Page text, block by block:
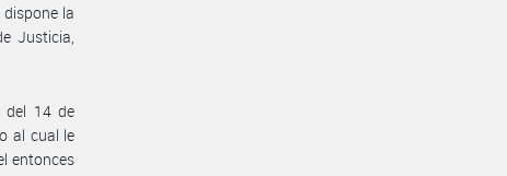
dispone la
Justicia,
del 14 de
al cual le
entonces